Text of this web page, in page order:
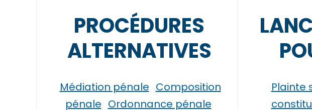
PROCÉDURES
ALTERNATIVES
Médiation pénale Composition
pénale Ordonnance pénale
Plainte